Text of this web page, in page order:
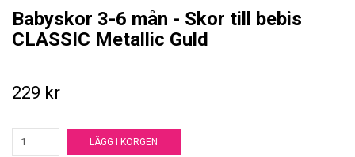
Babyskor 3-6 mån - Skor till bebis
CLASSIC Metallic Guld
229 kr
LÄGG I KORGEN